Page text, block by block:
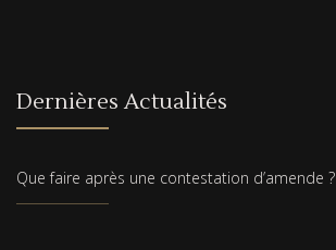
Dernières Actualités
Que faire après une contestation d’amende ?